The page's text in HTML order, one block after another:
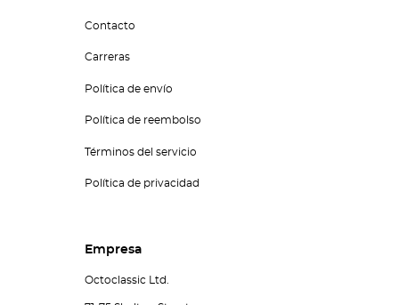
Contacto
Carreras
Política de envío
Política de reembolso
Términos del servicio
Política de privacidad
Empresa
Octoclassic Ltd.